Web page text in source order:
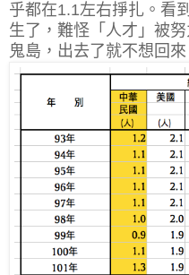
乎都在1.1左右掙扎。看
生了，難怪「人才」被
鬼島，出去了就不想回來